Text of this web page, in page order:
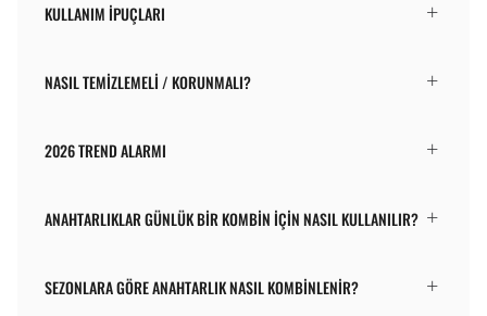
KULLANIM İPUÇLARI
NASIL TEMIZLEMELI / KORUNMALI?
2026 TREND ALARMI
ANAHTARLIKLAR GÜNLÜK BIR KOMBIN IÇIN NASIL KULLANILIR?
SEZONLARA GÖRE ANAHTARLIK NASIL KOMBINLENIR?